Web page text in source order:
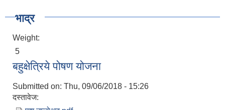
भाद्र
Weight:
5
बहुक्षेत्रिये पोषण योजना
Submitted on: Thu, 09/06/2018 - 15:26
दस्तावेज: